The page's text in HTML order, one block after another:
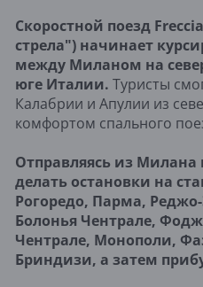
Скоростной поезд
стрела") начинает
между Миланом на
юге Италии. Туристы
Калабрии и Апулии из
комфортом спального
Отправляясь из Милана
делать остановки на
Рогоредо, Парма,
Болонья Чентрале,
Чентрале, Монополи,
Бриндизи, а затем